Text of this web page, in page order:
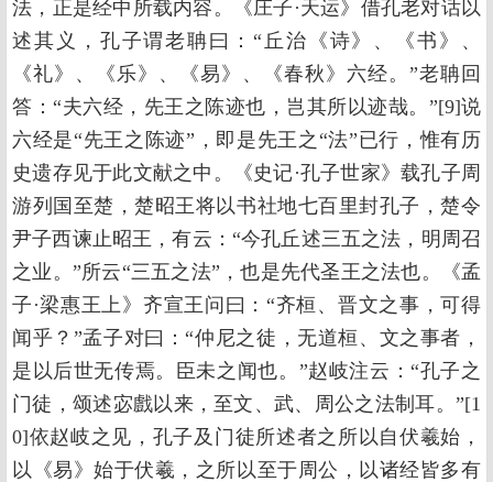
法，正是经中所载内容。《庄子·天运》借孔老对话以
述其义，孔子谓老聃曰：“丘治《诗》、《书》、
《礼》、《乐》、《易》、《春秋》六经。”老聃回
答：“夫六经，先王之陈迹也，岂其所以迹哉。”[9]说
六经是“先王之陈迹”，即是先王之“法”已行，惟有历
史遗存见于此文献之中。《史记·孔子世家》载孔子周
游列国至楚，楚昭王将以书社地七百里封孔子，楚令
尹子西谏止昭王，有云：“今孔丘述三五之法，明周召
之业。”所云“三五之法”，也是先代圣王之法也。《孟
子·梁惠王上》齐宣王问曰：“齐桓、晋文之事，可得
闻乎？”孟子对曰：“仲尼之徒，无道桓、文之事者，
是以后世无传焉。臣未之闻也。”赵岐注云：“孔子之
门徒，颂述宓戲以来，至文、武、周公之法制耳。”[1
0]依赵岐之见，孔子及门徒所述者之所以自伏羲始，
以《易》始于伏羲，之所以至于周公，以诸经皆多有